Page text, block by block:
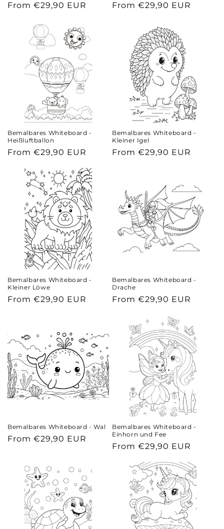
Regular
From €29,90 EUR
Regular
From €29,90 EUR
Bemalbares Whiteboard -
Heißluftballon
Regular
From €29,90 EUR
Bemalbares Whiteboard -
Kleiner Igel
Regular
From €29,90 EUR
Bemalbares Whiteboard -
Kleiner Löwe
Regular
From €29,90 EUR
Bemalbares Whiteboard -
Drache
Regular
From €29,90 EUR
Bemalbares Whiteboard - Wal
Regular
From €29,90 EUR
Bemalbares Whiteboard -
Einhorn und Fee
Regular
From €29,90 EUR